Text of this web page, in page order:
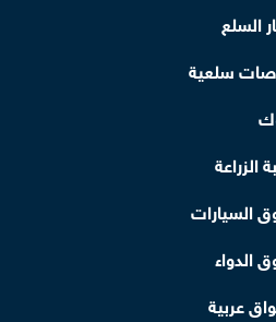
السلع
سلعية
الزراعة
السيارات
الدواء
عربية